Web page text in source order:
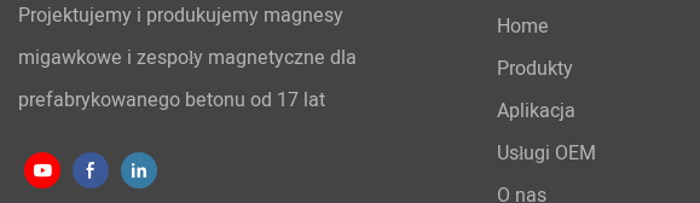
Projektujemy i produkujemy magnesy
migawkowe i zespoły magnetyczne dla
prefabrykowanego betonu od 17 lat
Home
Produkty
Aplikacja
Usługi OEM
O nas